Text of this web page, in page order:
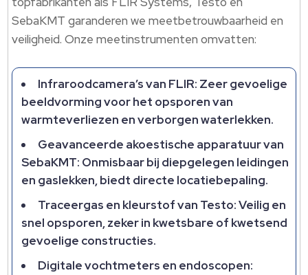
SebaKMT garanderen we meetbetrouwbaarheid en
veiligheid. Onze meetinstrumenten omvatten:
Infraroodcamera’s van FLIR: Zeer gevoelige
beeldvorming voor het opsporen van
warmteverliezen en verborgen waterlekken.
Geavanceerde akoestische apparatuur van
SebaKMT: Onmisbaar bij diepgelegen leidingen
en gaslekken, biedt directe locatiebepaling.
Traceergas en kleurstof van Testo: Veilig en
snel opsporen, zeker in kwetsbare of kwetsend
gevoelige constructies.
Digitale vochtmeters en endoscopen: